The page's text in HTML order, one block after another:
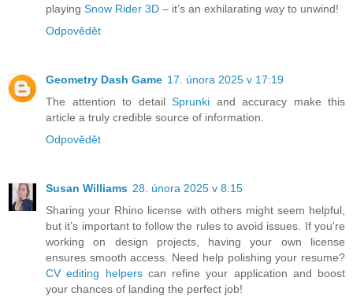
playing Snow Rider 3D – it’s an exhilarating way to unwind!
Odpovědět
Geometry Dash Game 17. února 2025 v 17:19
The attention to detail Sprunki and accuracy make this
article a truly credible source of information.
Odpovědět
Susan Williams 28. února 2025 v 8:15
Sharing your Rhino license with others might seem helpful,
but it’s important to follow the rules to avoid issues. If you're
working on design projects, having your own license
ensures smooth access. Need help polishing your resume?
CV editing helperscan refine your application and boost
your chances of landing the perfect job!